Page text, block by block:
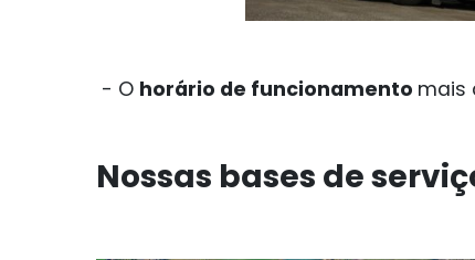
- O horário de funcionamento mais
Nossas bases de